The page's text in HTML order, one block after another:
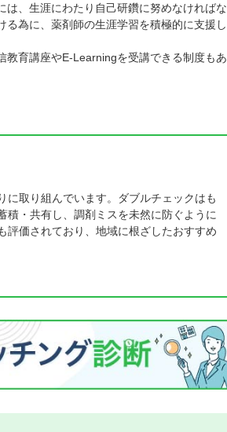
、生涯にわたり自己研鑽に努めなければな
為に、薬剤師の生涯学習を積極的に支援し
教育講座やE-Learningを受講できる制度もあ
に取り組んでいます。ダブルチェックはも
積・共有し、調剤ミスを未然に防ぐように
評価されており、地域に根ざしたおすすめ